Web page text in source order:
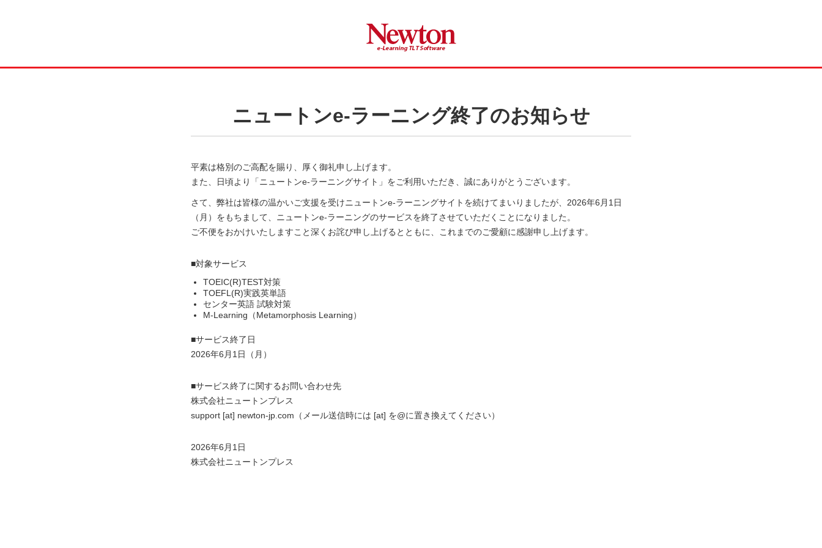
ニュートンe-ラーニング終了のお知らせ
平素は格別のご高配を賜り、厚く御礼申し上げます。
また、日頃より「ニュートンe-ラーニングサイト」をご利用いただき、誠にありがとうございます。
さて、弊社は皆様の温かいご支援を受けニュートンe-ラーニングサイトを続けてまいりましたが、2026年6月1日
（月）をもちまして、ニュートンe-ラーニングのサービスを終了させていただくことになりました。
ご不便をおかけいたしますこと深くお詫び申し上げるとともに、これまでのご愛顧に感謝申し上げます。
■対象サービス
TOEIC(R)TEST対策
TOEFL(R)実践英単語
センター英語 試験対策
M-Learning（Metamorphosis Learning）
■サービス終了日
2026年6月1日（月）
■サービス終了に関するお問い合わせ先
株式会社ニュートンプレス
support [at] newton-jp.com（メール送信時には [at] を@に置き換えてください）
2026年6月1日
株式会社ニュートンプレス